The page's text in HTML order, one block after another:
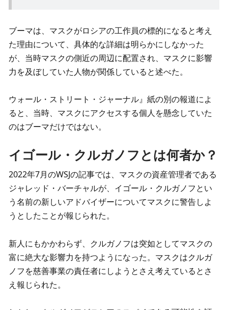
ブーマは、マスクがロシアの工作員の標的になると考え
た理由について、具体的な詳細は明らかにしなかった
が、当時マスクの側近の周辺に配置され、マスクに影響
力を及ぼしていた人物が関係していると述べた。
ウォール・ストリート・ジャーナル』紙の別の報道によ
ると、当時、マスクにアクセスする個人を懸念していた
のはブーマだけではない。
イゴール・クルガノフとは何者か？
2022年7月のWSJの記事では、マスクの資産管理者である
ジャレッド・バーチャルが、イゴール・クルガノフとい
う名前の新しいアドバイザーについてマスクに警告しよ
うとしたことが報じられた。
新人にもかかわらず、クルガノフは突如としてマスクの
富に絶大な影響力を持つようになった。マスクはクルガ
ノフを慈善事業の責任者にしようとさえ考えているとさ
え報じられた。